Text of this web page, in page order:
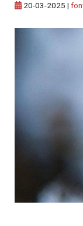
20-03-2025 |